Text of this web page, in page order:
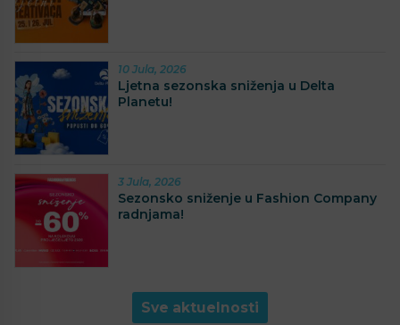
10 Jula, 2026
Ljetna sezonska sniženja u Delta
Planetu!
3 Jula, 2026
Sezonsko sniženje u Fashion Company
radnjama!
Sve aktuelnosti